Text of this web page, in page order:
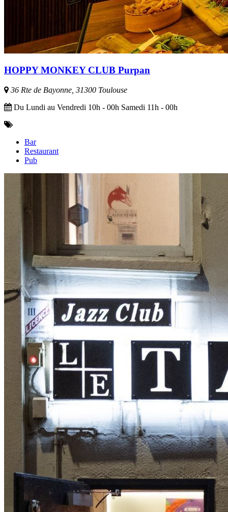
HOPPY MONKEY CLUB Purpan
36 Rte de Bayonne, 31300 Toulouse
Du Lundi au Vendredi 10h - 00h Samedi 11h - 00h
Bar
Restaurant
Pub